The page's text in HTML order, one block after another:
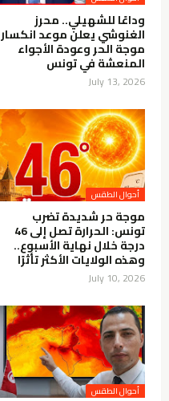
وداعًا للشهيلي.. محرز
الغنوشي يعلن موعد انكسار
موجة الحر وعودة الأجواء
المنعشة في تونس
July 13, 2026
أحوال الطقس
موجة حر شديدة تضرب
تونس: الحرارة تصل إلى 46
درجة خلال نهاية الأسبوع..
وهذه الولايات الأكثر تأثرًا
July 10, 2026
أحوال الطقس